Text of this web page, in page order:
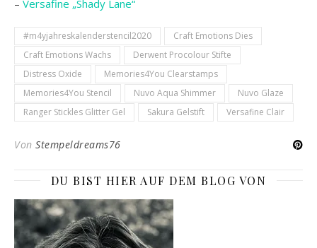
– Versafine „Shady Lane“
#m4yjahreskalenderstencil2020
Craft Emotions Dies
Craft Emotions Wachs
Derwent Procolour Stifte
Distress Oxide
Memories4You Clearstamps
Memories4You Stencil
Nuvo Aqua Shimmer
Nuvo Glaze
Ranger Stickles Glitter Gel
Sakura Gelstift Versafine Clair
Von Stempeldreams76
DU BIST HIER AUF DEM BLOG VON